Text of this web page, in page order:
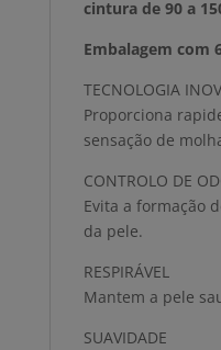
cintura de 90 a
Embalagem com
TECNOLOGIA
Proporciona
sensação de
CONTROLO DE
Evita a formação
da pele.
RESPIRÁVEL
Mantem a pele
SUAVIDADE